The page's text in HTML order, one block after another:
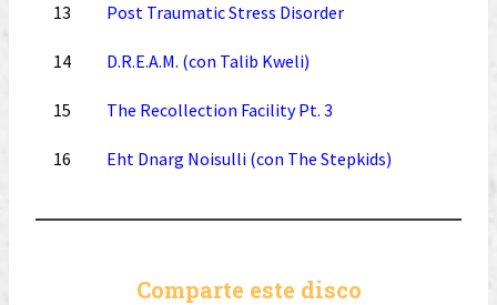
13 Post Traumatic Stress Disorder
14 D.R.E.A.M. (con Talib Kweli)
15 The Recollection Facility Pt. 3
16 Eht Dnarg Noisulli (con The Stepkids)
Comparte este disco